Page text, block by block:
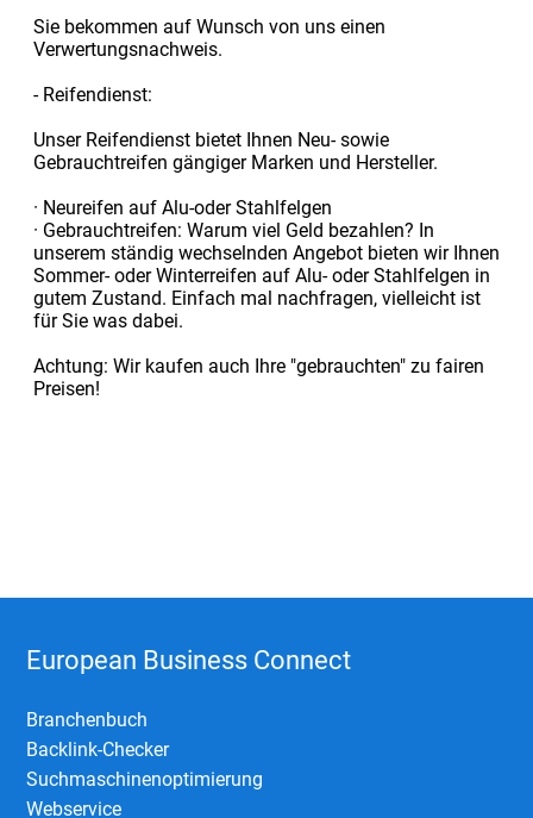
Sie bekommen auf Wunsch von uns einen
Verwertungsnachweis.
- Reifendienst:
Unser Reifendienst bietet Ihnen Neu- sowie
Gebrauchtreifen gängiger Marken und Hersteller.
· Neureifen auf Alu-oder Stahlfelgen
· Gebrauchtreifen: Warum viel Geld bezahlen? In
unserem ständig wechselnden Angebot bieten wir Ihnen
Sommer- oder Winterreifen auf Alu- oder Stahlfelgen in
gutem Zustand. Einfach mal nachfragen, vielleicht ist
für Sie was dabei.
Achtung: Wir kaufen auch Ihre "gebrauchten" zu fairen
Preisen!
European Business Connect
Branchenbuch
Backlink-Checker
Suchmaschinenoptimierung
Webservice